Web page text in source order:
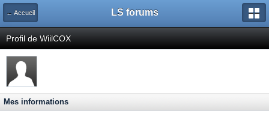
← Accueil LS forums
Profil de WiilCOX
Mes informations